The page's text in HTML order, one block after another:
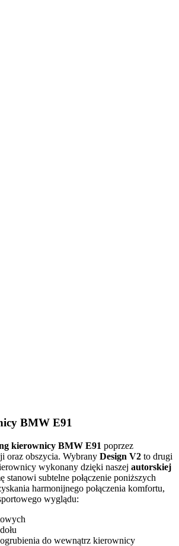
BMW E91
kierownicy BMW E91 poprzez
oraz obszycia. Wybrany Design V2 to drugi
wykonany dzięki naszej autorskiej
stanowi subtelne połączenie poniższych
harmonijnego połączenia komfortu,
wyglądu:
do wewnątrz kierownicy